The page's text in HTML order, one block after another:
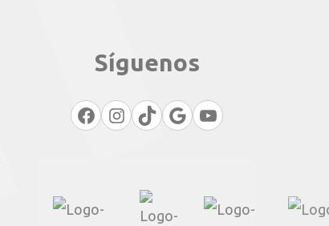
Síguenos
Facebook
Instagram
TikTok
GoogleYouTube